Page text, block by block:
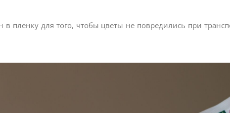
в пленку для того, чтобы цветы не повредились при